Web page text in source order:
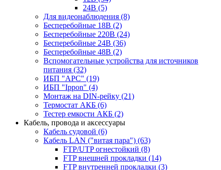
24В (5)
Для видеонаблюдения (8)
Бесперебойные 18В (2)
Бесперебойные 220В (24)
Бесперебойные 24В (36)
Бесперебойные 48В (2)
Вспомогательные устройства для источников
питания (32)
ИБП "APC" (19)
ИБП "Ippon" (4)
Монтаж на DIN-рейку (21)
Термостат АКБ (6)
Тестер емкости АКБ (2)
Кабель, провода и аксессуары
Кабель судовой (6)
Кабель LAN ("витая пара") (63)
FTP/UTP огнестойкий (8)
FTP внешней прокладки (14)
FTP внутренней прокладки (3)